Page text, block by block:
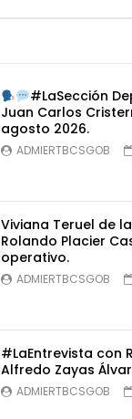
#LaSección
Juan Carlos
agosto 2026.
ADMIERTBCSGOB
Viviana Teruel de
Rolando Placier
operativo.
ADMIERTBCSGOB
#LaEntrevista con
Alfredo Zayas
ADMIERTBCSGOB